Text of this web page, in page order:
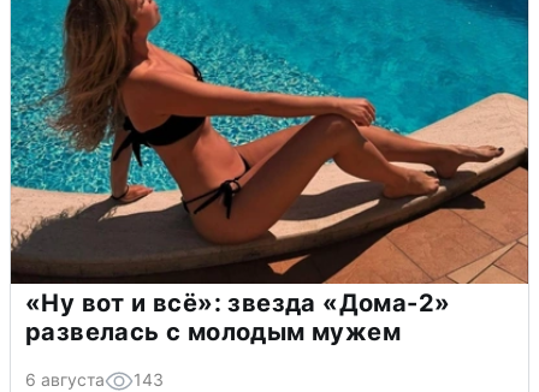
«Ну вот и всё»: звезда «Дома-2»
развелась с молодым мужем
6 августа 143